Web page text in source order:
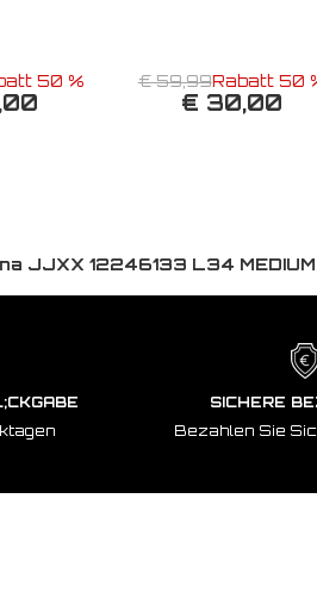
50 % € 59,99Rabatt 50
€ 30,00
JJXX 12246133 L34 MEDIUM
SICHERE
Bezahlen Sie